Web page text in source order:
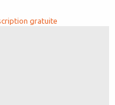
gratuite